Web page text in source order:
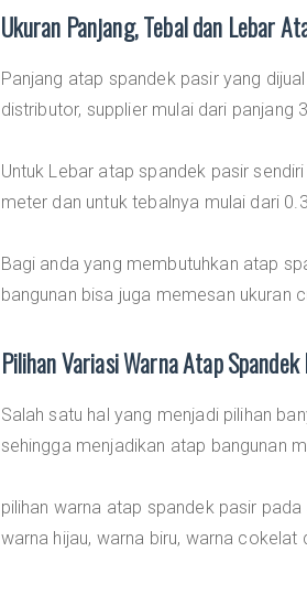
Ukuran Panjang, Tebal dan Lebar
Panjang atap spandek pasir yang
distributor, supplier mulai dari panjang
Untuk Lebar atap spandek pasir
meter dan untuk tebalnya mulai dari
Bagi anda yang membutuhkan atap
bangunan bisa juga memesan ukuran
Pilihan Variasi Warna Atap Spandek
Salah satu hal yang menjadi pilihan
sehingga menjadikan atap bangunan
pilihan warna atap spandek pasir
warna hijau, warna biru, warna cokelat